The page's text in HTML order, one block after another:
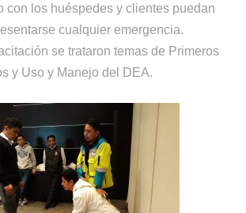
con los huéspedes y clientes puedan
cualquier emergencia.
se trataron temas de Primeros
y Uso y Manejo del DEA.